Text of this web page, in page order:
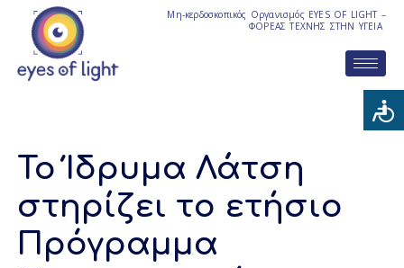
Μη-κερδοσκοπικός Οργανισμός EYES OF LIGHT –
ΦΟΡΕΑΣ ΤΕΧΝΗΣ ΣΤΗΝ ΥΓΕΙΑ
Το Ίδρυμα Λάτση
στηρίζει το ετήσιο
Πρόγραμμα